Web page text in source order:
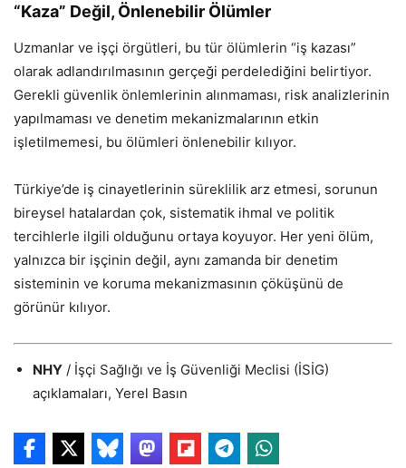
“Kaza” Değil, Önlenebilir Ölümler
Uzmanlar ve işçi örgütleri, bu tür ölümlerin “iş kazası”
olarak adlandırılmasının gerçeği perdelediğini belirtiyor.
Gerekli güvenlik önlemlerinin alınmaması, risk analizlerinin
yapılmaması ve denetim mekanizmalarının etkin
işletilmemesi, bu ölümleri önlenebilir kılıyor.
Türkiye’de iş cinayetlerinin süreklilik arz etmesi, sorunun
bireysel hatalardan çok, sistematik ihmal ve politik
tercihlerle ilgili olduğunu ortaya koyuyor. Her yeni ölüm,
yalnızca bir işçinin değil, aynı zamanda bir denetim
sisteminin ve koruma mekanizmasının çöküşünü de
görünür kılıyor.
NHY / İşçi Sağlığı ve İş Güvenliği Meclisi (İSİG)
açıklamaları, Yerel Basın